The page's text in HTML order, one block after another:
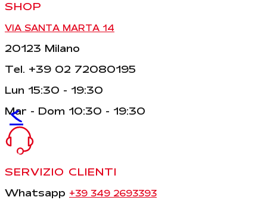
<
SHOP
VIA SANTA MARTA 14
20123 Milano
Tel. +39 02 72080195
Lun 15:30 - 19:30
Mar - Dom 10:30 - 19:30
SERVIZIO CLIENTI
Whatsapp +39 349 2693393